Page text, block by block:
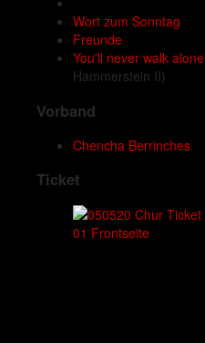
Wort zum Sonntag
Freunde
You'll never walk alone
Hammerstein II)
Vorband
Chencha Berrinches
Ticket